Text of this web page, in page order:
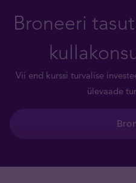
Broneeri
Vii end kurssi turvalise
ülevaade